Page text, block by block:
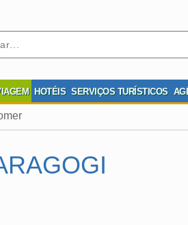
HOTÉIS SERVIÇOS TURÍSTICOS